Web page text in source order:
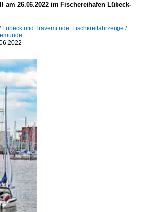
am 26.06.2022 im Fischereihafen Lübeck-
Lübeck und Travemünde, Fischereifahrzeuge /